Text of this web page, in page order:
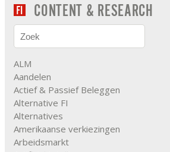
CONTENT & RESEARCH
ALM
Aandelen
Actief & Passief Beleggen
Alternative FI
Alternatives
Amerikaanse verkiezingen
Arbeidsmarkt